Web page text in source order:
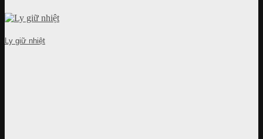
Ly giữ nhiệt